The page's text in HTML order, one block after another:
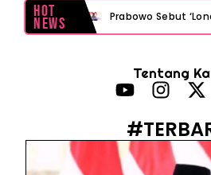
Hot
News
Tentang